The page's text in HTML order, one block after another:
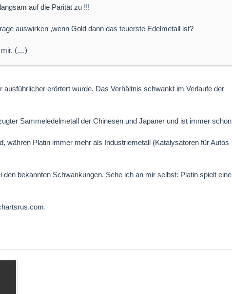
auf die Parität zu !!!
auswirken ,wenn Gold dann das teuerste Edelmetall ist?
(....)
ausführlicher erörtert wurde. Das Verhältnis schwankt im Verlaufe der
Sammeledelmetall der Chinesen und Japaner und ist immer schon
währen Platin immer mehr als Industriemetall (Katalysatoren für Autos
bekannten Schwankungen. Sehe ich an mir selbst: Platin spielt eine